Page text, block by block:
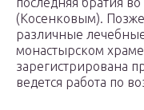
(Косенковым).
различные
монастырском
зарегистрирована
ведется работа по